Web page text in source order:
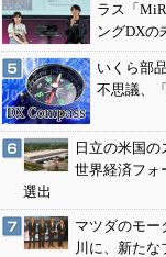
ラス「
ングDXの
いくら部
不思議、
日立の米国の
世界経済フォ
選出
マツダのモー
川に、新た